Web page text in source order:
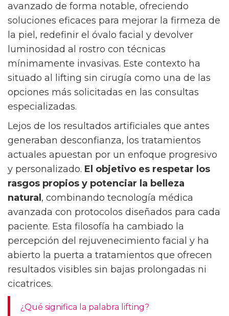
avanzado de forma notable, ofreciendo
soluciones eficaces para mejorar la firmeza de
la piel, redefinir el óvalo facial y devolver
luminosidad al rostro con técnicas
mínimamente invasivas. Este contexto ha
situado al lifting sin cirugía como una de las
opciones más solicitadas en las consultas
especializadas.
Lejos de los resultados artificiales que antes
generaban desconfianza, los tratamientos
actuales apuestan por un enfoque progresivo
y personalizado. El objetivo es respetar los
rasgos propios y potenciar la belleza
natural , combinando tecnología médica
avanzada con protocolos diseñados para cada
paciente. Esta filosofía ha cambiado la
percepción del rejuvenecimiento facial y ha
abierto la puerta a tratamientos que ofrecen
resultados visibles sin bajas prolongadas ni
cicatrices.
¿Qué significa la palabra lifting?